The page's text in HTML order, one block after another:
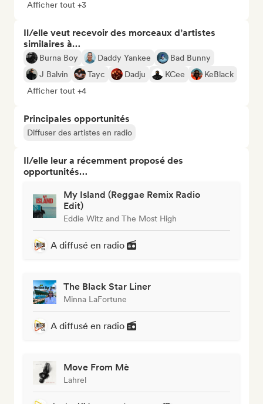
Afficher tout +3
Il/elle veut recevoir des morceaux d’artistes
similaires à…
Burna Boy Daddy Yankee
Bad Bunny
J Balvin
Tayc Dadju KCee
KeBlack
Afficher tout +4
Principales opportunités
Diffuser des artistes en radio
Il/elle leur a récemment proposé des
opportunités…
My Island (Reggae Remix Radio
Edit)
Eddie Witz and The Most High
A diffusé en radio
The Black Star Liner
Minna LaFortune
A diffusé en radio
Move From Mè
Lahrel